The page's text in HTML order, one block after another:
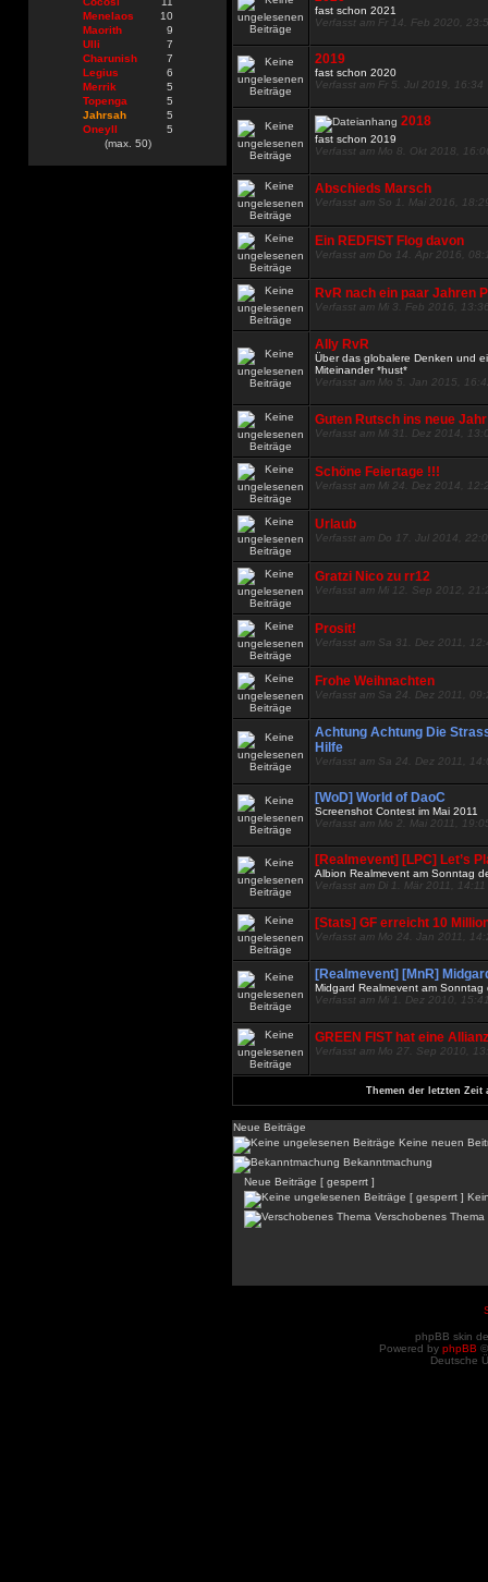
Menelaos
10
Maorith
9
Ulli
7
Charunish
7
Legius
6
Merrik
5
Topenga
5
Jahrsah
5
Oneyll
5
(max. 50)
fast schon 2021
Verfasst am Fr 14. Feb 2020,
2019
fast schon 2020
Verfasst am Fr 5. Jul 2019, 16:34
2018
fast schon 2019
Verfasst am Mo 8. Okt 2018,
Abschieds Marsch
Verfasst am So 1. Mai 2016,
Ein REDFIST Flog davon
Verfasst am Do 14. Apr 2016,
RvR nach ein paar Jahren
Verfasst am Mi 3. Feb 2016,
Ally RvR
Über das globalere Denken und
Miteinander *hust*
Verfasst am Mo 5. Jan 2015,
Guten Rutsch ins neue Jahr
Verfasst am Mi 31. Dez 2014,
Schöne Feiertage !!!
Verfasst am Mi 24. Dez 2014,
Urlaub
Verfasst am Do 17. Jul 2014,
Gratzi Nico zu rr12
Verfasst am Mi 12. Sep 2012,
Prosit!
Verfasst am Sa 31. Dez 2011,
Frohe Weihnachten
Verfasst am Sa 24. Dez 2011,
Achtung Achtung Die
Hilfe
Verfasst am Sa 24. Dez 2011,
[WoD] World of DaoC
Screenshot Contest im Mai 2011
Verfasst am Mo 2. Mai 2011,
[Realmevent] [LPC] Let’s
Albion Realmevent am Sonntag
Verfasst am Di 1. Mär 2011, 14:11
[Stats] GF erreicht 10
Verfasst am Mo 24. Jan 2011,
[Realmevent] [MnR]
Midgard Realmevent am
Verfasst am Mi 1. Dez 2010,
GREEN FIST hat eine Allianz
Verfasst am Mo 27. Sep 2010,
Themen der letzten Zeit
Neue Beiträge
Keine neuen
Bekanntmachung
Neue Beiträge [ gesperrt ]
Verschobenes Thema
phpBB skin
Powered by phpBB
Deutsche